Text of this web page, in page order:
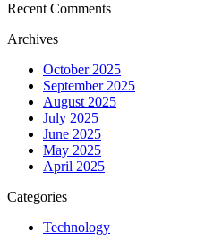
Recent Comments
Archives
October 2025
September 2025
August 2025
July 2025
June 2025
May 2025
April 2025
Categories
Technology